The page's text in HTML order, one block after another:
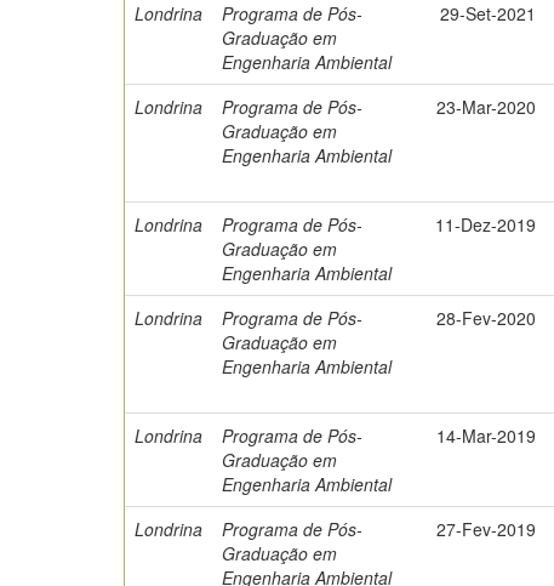
Londrina
Programa de Pós-
Graduação em
Engenharia Ambiental
29-Set-2021
Londrina
Programa de Pós-
Graduação em
Engenharia Ambiental
23-Mar-2020
Londrina
Programa de Pós-
Graduação em
Engenharia Ambiental
11-Dez-2019
Londrina
Programa de Pós-
Graduação em
Engenharia Ambiental
28-Fev-2020
Londrina
Programa de Pós-
Graduação em
Engenharia Ambiental
14-Mar-2019
Londrina
Programa de Pós-
Graduação em
Engenharia Ambiental
27-Fev-2019